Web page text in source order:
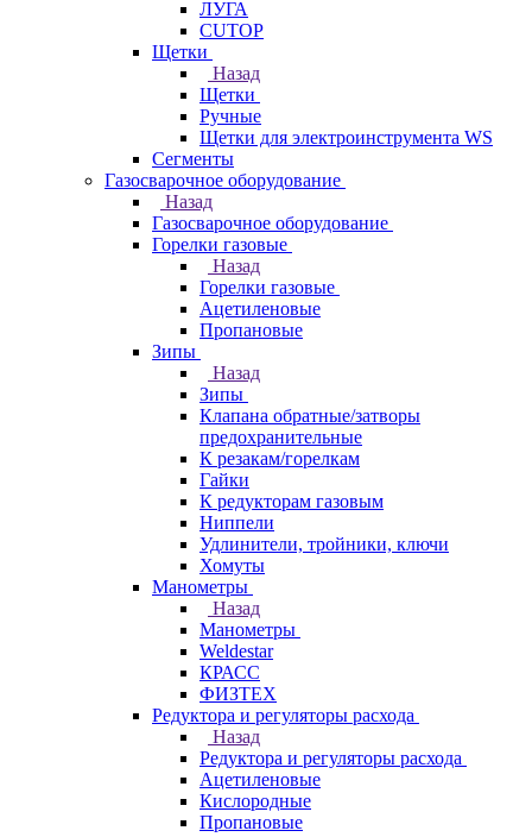
ЛУГА
CUTOP
Щетки
Назад
Щетки
Ручные
Щетки для электроинструмента WS
Сегменты
Газосварочное оборудование
Назад
Газосварочное оборудование
Горелки газовые
Назад
Горелки газовые
Ацетиленовые
Пропановые
Зипы
Назад
Зипы
Клапана обратные/затворы
предохранительные
К резакам/горелкам
Гайки
К редукторам газовым
Ниппели
Удлинители, тройники, ключи
Хомуты
Манометры
Назад
Манометры
Weldestar
КРАСС
ФИЗТЕХ
Редуктора и регуляторы расхода
Назад
Редуктора и регуляторы расхода
Ацетиленовые
Кислородные
Пропановые